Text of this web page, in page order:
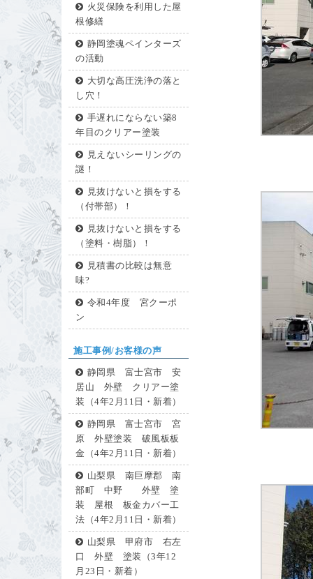
火災保険を利用した屋
根修繕
静岡塗魂ペインターズ
の活動
大切な高圧洗浄の落と
し穴！
手遅れにならない築8
年目のクリアー塗装
見えないシーリングの
謎！
見抜けないと損をする
（付帯部）！
見抜けないと損をする
（塗料・樹脂）！
見積書の比較は無意
味?
令和4年度 宮クーポ
ン
施工事例/お客様の声
静岡県 富士宮市 安
居山 外壁 クリアー塗
装（4年2月11日・新着）
静岡県 富士宮市 宮
原 外壁塗装 破風板板
金（4年2月11日・新着）
山梨県 南巨摩郡 南
部町 中野 外壁 塗
装 屋根 板金カバー工
法（4年2月11日・新着）
山梨県 甲府市 右左
口 外壁 塗装（3年12
月23日・新着）